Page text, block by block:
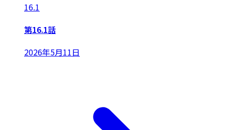
16.1
第16.1話
2026年5月11日